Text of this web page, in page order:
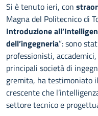
Si è tenuto ieri, con
Magna del Politecnico di
Introduzione
dell’ingegneria”: sono
professionisti,
principali società di
gremita, ha testimoniato
crescente che
settore tecnico e